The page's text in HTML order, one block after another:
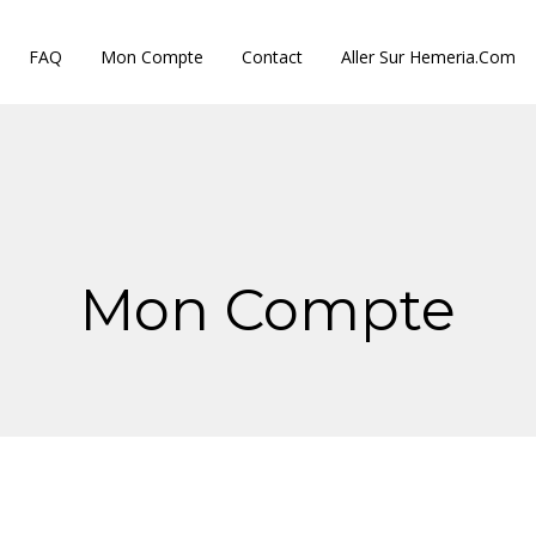
FAQ Mon Compte Contact Aller Sur Hemeria.com
Mon Compte